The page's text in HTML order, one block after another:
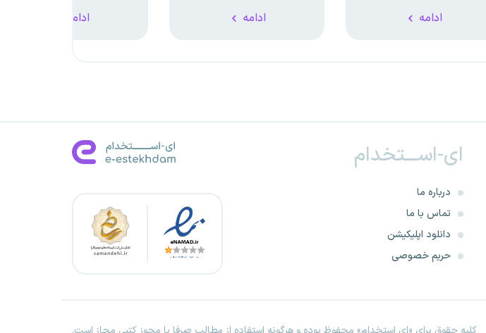
ادامه ادامه
ادامه
ای-اســـتخدام
درباره ما
تماس با ما
دانلود اپلیکیشن
حریم خصوصی